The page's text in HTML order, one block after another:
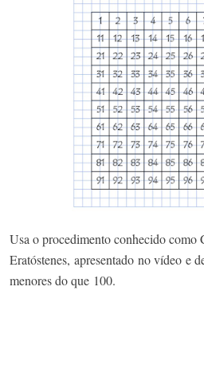
Usa o procedimento conhecido como
Eratóstenes, apresentado no vídeo e
menores do que 100.